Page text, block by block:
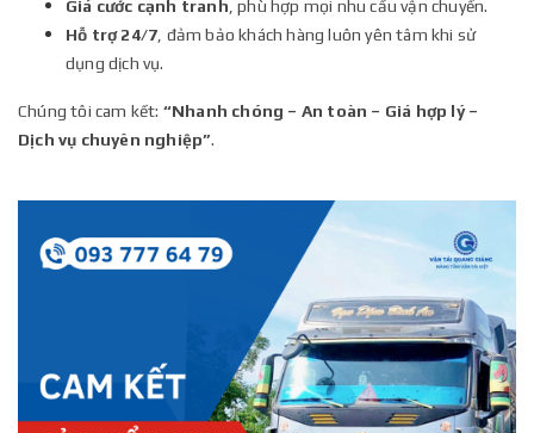
Giá cước cạnh tranh, phù hợp mọi nhu cầu vận chuyển.
Hỗ trợ 24/7, đảm bảo khách hàng luôn yên tâm khi sử
dụng dịch vụ.
Chúng tôi cam kết: “Nhanh chóng – An toàn – Giá hợp lý –
Dịch vụ chuyên nghiệp”.